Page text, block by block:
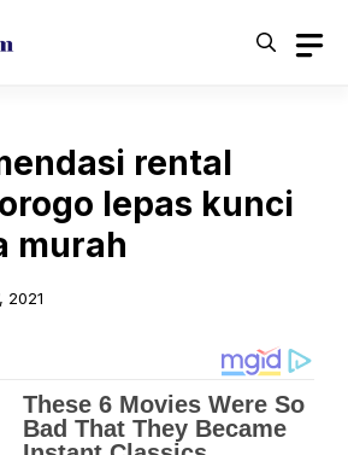
rental
lepas kunci
murah
2021